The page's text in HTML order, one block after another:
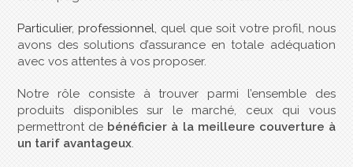
Particulier,professionnel, quel que soit votre profil, nous
avons des solutions d’assurance en totale adéquation
avec vos attentes à vos proposer.
Notre rôle consiste à trouver parmi l’ensemble des
produits disponibles sur le marché, ceux qui vous
permettront de bénéficier à la meilleure couverture à
un tarif avantageux.